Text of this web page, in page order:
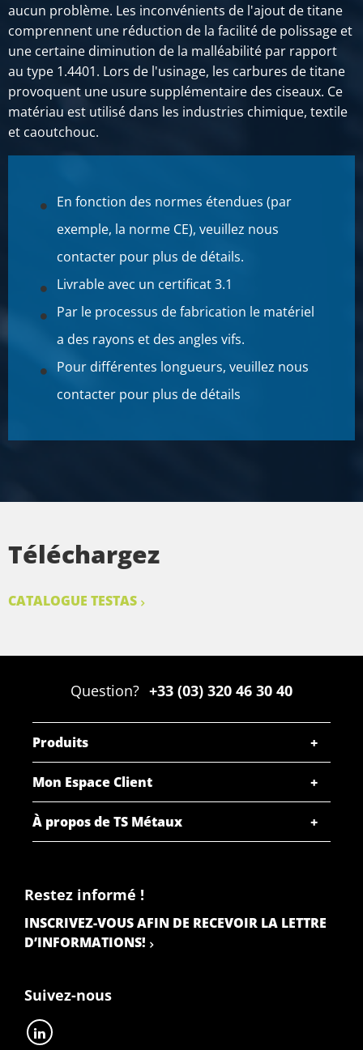
aucun problème. Les inconvénients de l'ajout de titane
comprennent une réduction de la facilité de polissage et
une certaine diminution de la malléabilité par rapport
au type 1.4401. Lors de l'usinage, les carbures de titane
provoquent une usure supplémentaire des ciseaux. Ce
matériau est utilisé dans les industries chimique, textile
et caoutchouc.
En fonction des normes étendues (par
exemple, la norme CE), veuillez nous
contacter pour plus de détails.
Livrable avec un certificat 3.1
Par le processus de fabrication le matériel
a des rayons et des angles vifs.
Pour différentes longueurs, veuillez nous
contacter pour plus de détails
Téléchargez
CATALOGUE TESTAS
Question? +33 (03) 320 46 30 40
Produits
Mon Espace Client
À propos de TS Métaux
Restez informé !
INSCRIVEZ-VOUS AFIN DE RECEVOIR LA LETTRE
D’INFORMATIONS!
Suivez-nous